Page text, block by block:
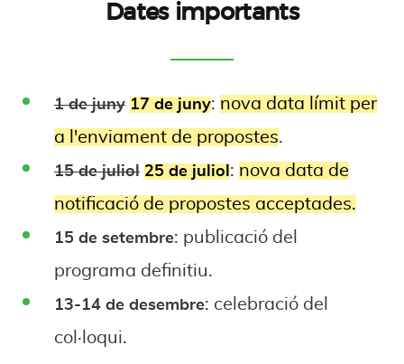
Dates importants
1 de juny 17 de juny: nova data límit per
a l'enviament de propostes.
15 de juliol 25 de juliol : nova data de
notificació de propostes acceptades.
15 de setembre: publicació del
programa definitiu.
13-14 de desembre: celebració del
col·loqui.